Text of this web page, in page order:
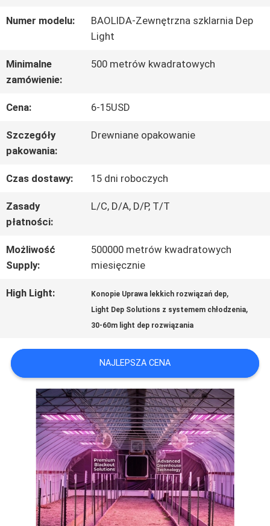
WYCIECZKA
FABRYCE
KONTROLA
JAKOŚCI
SKONTAKTUJ
SIĘ
Z
NAMI
AKTUALNOŚCI
MAPA
WITRYNY
POLITYKA
PRYWATNOŚCI
Numer modelu:
BAOLIDA-Zewnętrzna szklarnia Dep
Light
Minimalne
zamówienie:
500 metrów kwadratowych
Cena: 6-15USD
Szczegóły
pakowania:
Drewniane opakowanie
Czas dostawy: 15 dni roboczych
Zasady
płatności:
L/C, D/A, D/P, T/T
Możliwość
Supply:
500000 metrów kwadratowych
miesięcznie
High Light: Konopie Uprawa lekkich rozwiązań dep,
Light Dep Solutions z systemem chłodzenia,
30-60m light dep rozwiązania
NAJLEPSZA CENA